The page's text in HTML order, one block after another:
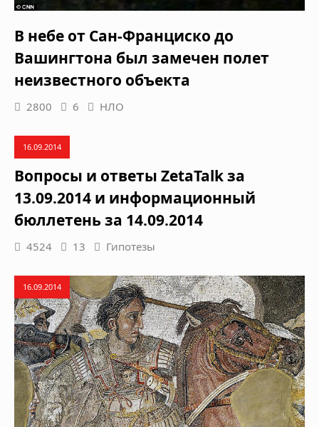
В небе от Сан-Франциско до
Вашингтона был замечен полет
неизвестного объекта
2800 6 НЛО
16.09.2014
Вопросы и ответы ZetaTalk за
13.09.2014 и информационный
бюллетень за 14.09.2014
4524 13 Гипотезы
16.09.2014